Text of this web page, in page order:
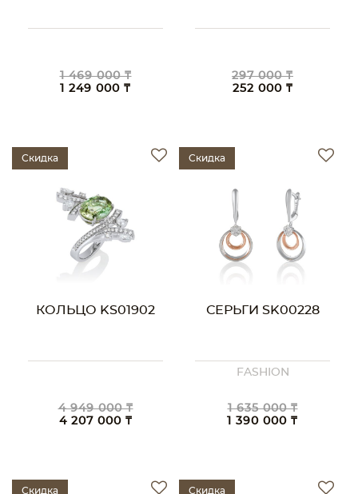
1 469 000 ₸
1 249 000 ₸
297 000 ₸
252 000 ₸
Скидка
КОЛЬЦО KS01902
4 949 000 ₸
4 207 000 ₸
Скидка
СЕРЬГИ SK00228
FASHION
1 635 000 ₸
1 390 000 ₸
Скидка Скидка